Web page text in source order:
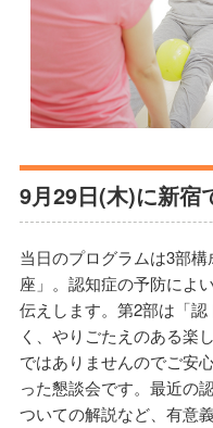
9月29日(木)に新宿
当日のプログラムは3部
座」。認知症の予防によ
伝えします。第2部は「
く、やりごたえのある楽
ではありませんのでご安
った懇談会です。最近の
ついての解説など、有意